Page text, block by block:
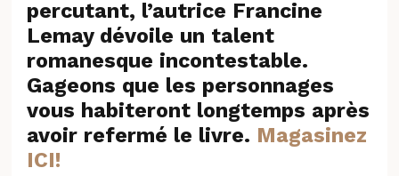
percutant, l’autrice Francine
Lemay dévoile un talent
romanesque incontestable.
Gageons que les personnages
vous habiteront longtemps après
avoir refermé le livre. Magasinez
ICI!